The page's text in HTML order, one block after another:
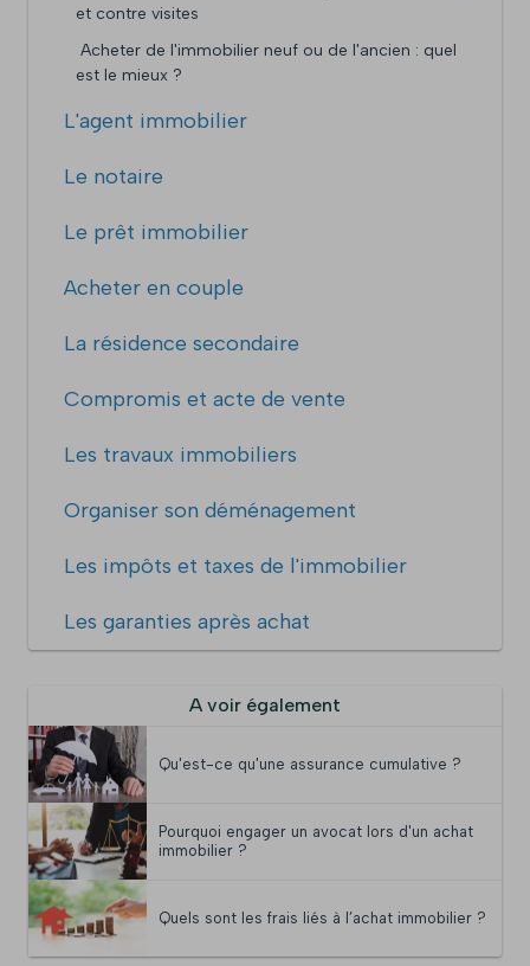
et contre visites
Acheter de l'immobilier neuf ou de l'ancien : quel
est le mieux ?
L'agent immobilier
Le notaire
Le prêt immobilier
Acheter en couple
La résidence secondaire
Compromis et acte de vente
Les travaux immobiliers
Organiser son déménagement
Les impôts et taxes de l'immobilier
Les garanties après achat
A voir également
Qu'est-ce qu'une assurance cumulative ?
Pourquoi engager un avocat lors d'un achat
immobilier ?
Quels sont les frais liés à l’achat immobilier ?